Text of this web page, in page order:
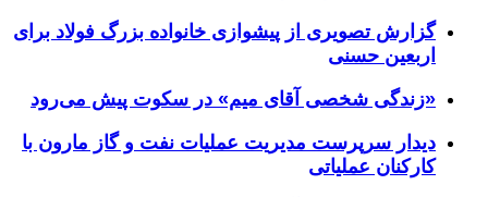
گزارش تصویری از پیشوازی خانواده بزرگ فولاد برای
اربعین حسنی
«زندگی شخصی آقای میم» در سکوت پیش می‌رود
دیدار سرپرست مدیریت عملیات نفت و گاز مارون با
کارکنان عملیاتی